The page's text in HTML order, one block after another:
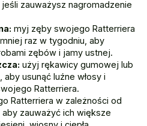
jeśli zauważysz nagromadzenie
myj zęby swojego Ratterriera
raz w tygodniu, aby
zębów i jamy ustnej.
użyj rękawicy gumowej lub
usunąć luźne włosy i
Ratterriera.
Ratterriera w zależności od
zauważyć ich większe